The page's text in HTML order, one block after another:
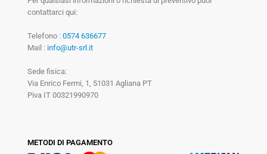
contattarci qui:
Telefono : 0574 636677
Mail : info@utr-srl.it
Sede fisica:
Via Enrico Fermi, 1, 51031 Agliana PT
Piva IT 00321990970
METODI DI PAGAMENTO